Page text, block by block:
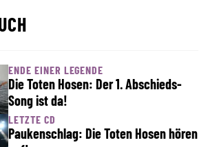
ENDE EINER LEGENDE
Die Toten Hosen: Der 1. Abschieds-
Song ist da!
LETZTE CD
Paukenschlag: Die Toten Hosen hören